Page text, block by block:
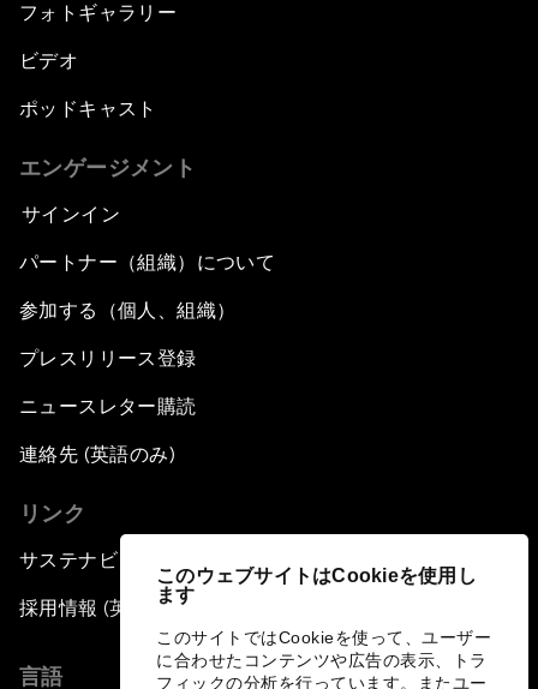
このウェブサイトはCookieを使用し
ます
このサイトではCookieを使って、ユーザー
に合わせたコンテンツや広告の表示、トラ
フィックの分析を行っています。またユー
フォトギャラリー
ビデオ
ポッドキャスト
エンゲージメント
サインイン
パートナー（組織）について
参加する（個人、組織）
プレスリリース登録
ニュースレター購読
連絡先 (英語のみ)
リンク
サステナビリティへの取り組み
採用情報 (英語のみ)
言語